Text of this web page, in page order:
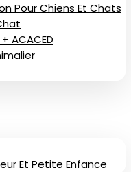
Pour Chiens Et Chats
ACACED
Et Petite Enfance